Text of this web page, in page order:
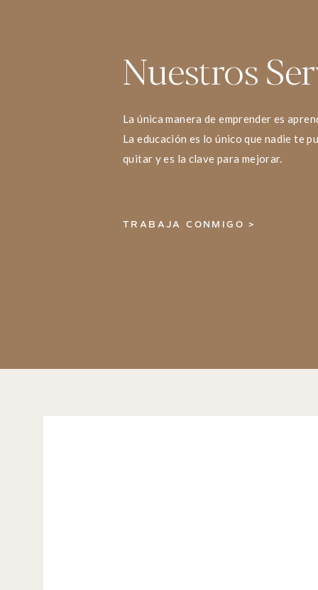
Nuestros
La única manera de emprender es
La educación es lo único que nadie te
quitar y es la clave para mejorar.
TRABAJA CONMIGO >